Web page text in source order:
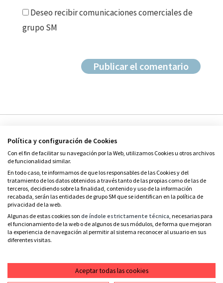
Deseo recibir comunicaciones comerciales de
grupo SM
© Grupo SM
Condiciones de uso
Política de privacidad
Política de cookies
Política y configuración de Cookies
Con el fin de facilitar su navegación por la Web, utilizamos Cookies u otros archivos
de funcionalidad similar.
En todo caso, te informamos de que los responsables de las Cookies y del
tratamiento de los datos obtenidos a través tanto de las propias como de las de
terceros, decidiendo sobre la finalidad, contenido y uso de la información
recabada, serán las entidades de grupo SM que se identifican en la política de
privacidad de la web.
Algunas de estas cookies son de índole estrictamente técnica, necesarias para
el funcionamiento de la web o de algunos de sus módulos, de forma que mejoran
la experiencia de navegación al permitir al sistema reconocer al usuario en sus
diferentes visitas.
Aceptar todas las cookies